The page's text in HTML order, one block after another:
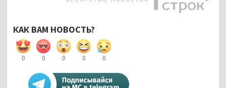
КАК ВАМ НОВОСТЬ?
0 0 0 0 0